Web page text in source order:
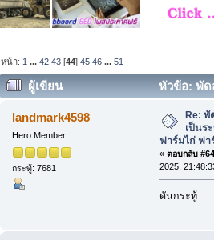
หน้า: 1 ...42 43 [44]45 46 ...51
ผู้เขียน
หัวข้อ: พัด
ฟาร์มไก่ ฟาร์มหมู โรงเรือนเพาะชำ (อ่า
landmark4598
Hero Member
กระทู้: 7681
Re:
เป็นร
ฟาร์มไก่ ฟา
« ตอบกลับ
2025,
ดันกระทู้